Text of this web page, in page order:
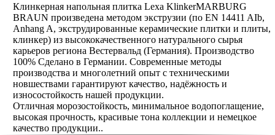
Клинкерная напольная плитка Lexa KlinkerMARBURG
BRAUN произведена методом экструзии (по EN 14411 AIb,
Anhang A, экструдированные керамические плитки и плиты,
клинкер) из высококачественного натурального сырья
карьеров региона Вестервальд (Германия). Производство
100% Сделано в Германии. Современные методы
производства и многолетний опыт с техническими
новшествами гарантируют качество, надёжность и
износостойкость нашей продукции.
Отличная морозостойкость, минимальное водопоглащение,
высокая прочность, красивые тона коллекции и немецкое
качество продукции..